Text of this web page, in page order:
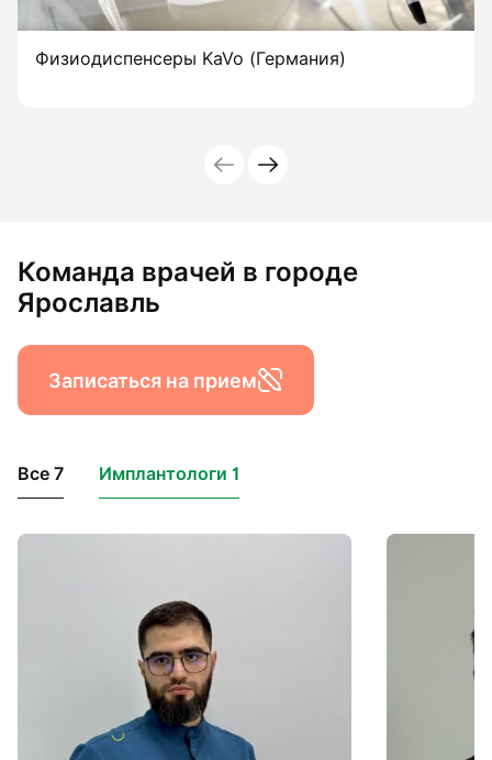
Физиодиспенсеры KaVo (Германия)
Команда врачей в городе
Ярославль
Записаться на прием
Все 7 Имплантологи 1